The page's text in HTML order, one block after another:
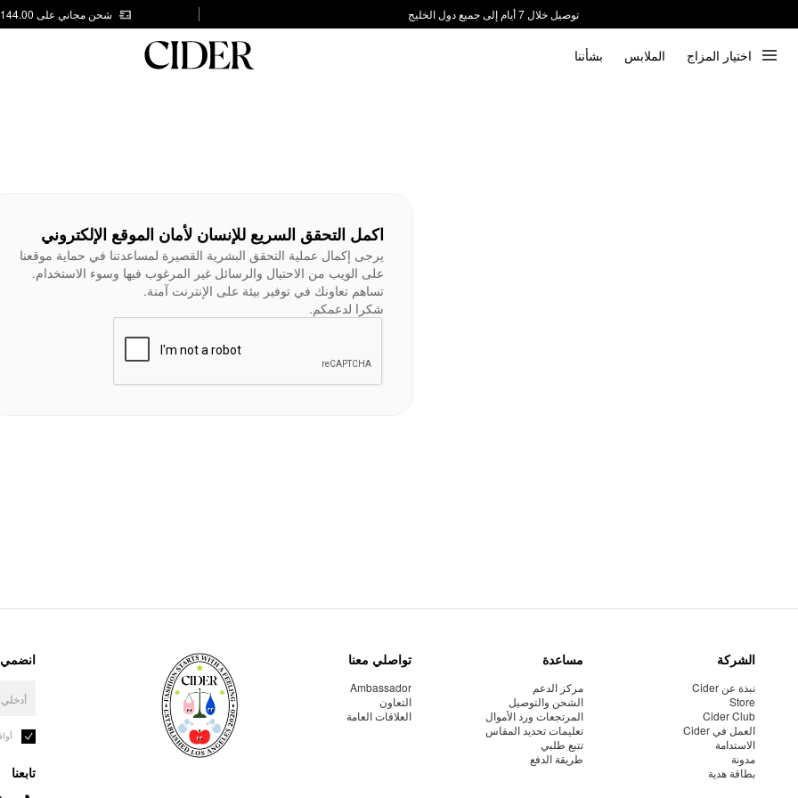
توصيل خلال 7 أيام إلى جميع دول الخليج
شحن مجاني على AED 144.00
اختيار المزاج الملابس بشأننا
اكمل التحقق السريع للإنسان لأمان الموقع الإلكتروني
يرجى إكمال عملية التحقق البشرية القصيرة لمساعدتنا في حماية موقعنا
على الويب من الاحتيال والرسائل غير المرغوب فيها وسوء الاستخدام.
تساهم تعاونك في توفير بيئة على الإنترنت آمنة.
شكرا لدعمكم.
الشركة
نبذة عن Cider
Store
Cider Club
العمل في Cider
الاستدامة
مدونة
بطاقة هدية
مساعدة
مركز الدعم
الشحن والتوصيل
المرتجعات ورد الأموال
تعليمات تحديد المقاس
تتبع طلبي
طريقة الدفع
تواصلي معنا
Ambassador
التعاون
العلاقات العامة
انضمي
تابعنا